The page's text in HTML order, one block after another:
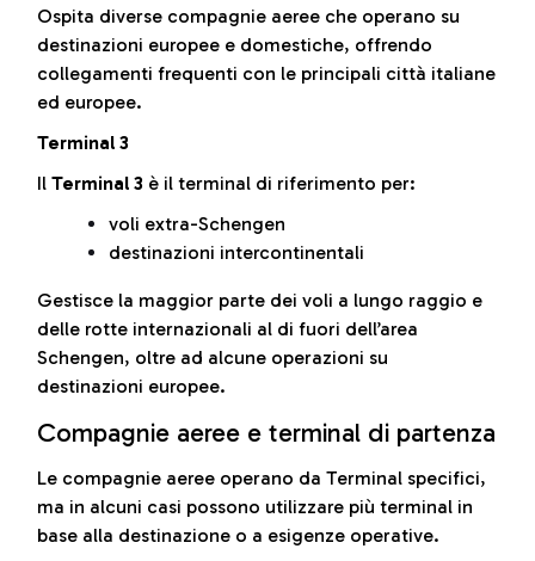
Ospita diverse compagnie aeree che operano su
destinazioni europee e domestiche, offrendo
collegamenti frequenti con le principali città italiane
ed europee.
Terminal 3
Il Terminal 3 è il terminal di riferimento per:
voli extra-Schengen
destinazioni intercontinentali
Gestisce la maggior parte dei voli a lungo raggio e
delle rotte internazionali al di fuori dell’area
Schengen, oltre ad alcune operazioni su
destinazioni europee.
Compagnie aeree e terminal di partenza
Le compagnie aeree operano da Terminal specifici,
ma in alcuni casi possono utilizzare più terminal in
base alla destinazione o a esigenze operative.